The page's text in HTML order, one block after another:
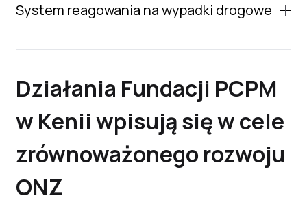
System reagowania na wypadki drogowe
Działania Fundacji PCPM
w Kenii wpisują się w cele
zrównoważonego rozwoju
ONZ